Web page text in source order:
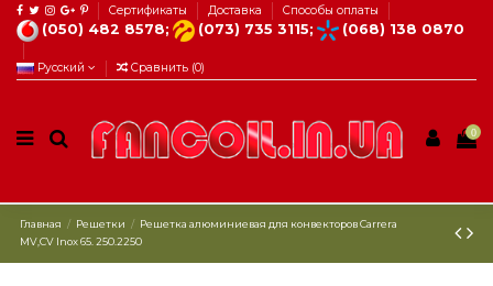
Сертификаты Доставка Способы оплаты
(050) 482 8578; (073) 735 3115; (068) 138 0870
Русский Сравнить (0)
0
Главная Решетки
Решетка алюминиевая для конвекторов Carrera
МV,СV Inox 65. 250.2250